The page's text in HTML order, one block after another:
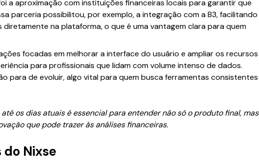
a aproximação com instituições financeiras locais para garantir que
parceria possibilitou, por exemplo, a integração com a B3, facilitando
na plataforma, o que é uma vantagem clara para quem
focadas em melhorar a interface do usuário e ampliar os recursos
para profissionais que lidam com volume intenso de dados.
para de evoluir, algo vital para quem busca ferramentas consistentes
os dias atuais é essencial para entender não só o produto final, mas
que pode trazer às análises financeiras.
Nixse